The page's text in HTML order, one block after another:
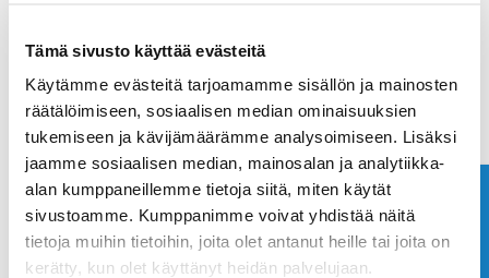
Tämä sivusto käyttää evästeitä
Käytämme evästeitä tarjoamamme sisällön ja mainosten
räätälöimiseen, sosiaalisen median ominaisuuksien
tukemiseen ja kävijämäärämme analysoimiseen. Lisäksi
jaamme sosiaalisen median, mainosalan ja analytiikka-
alan kumppaneillemme tietoja siitä, miten käytät
sivustoamme. Kumppanimme voivat yhdistää näitä
tietoja muihin tietoihin, joita olet antanut heille tai joita on
kerätty, kun olet käyttänyt heidän palvelujaan.
Junioreiden ryhmät aloittavat harjoittelun huhtikuun
lopussa. Vasta-alkajille ja vähemmän pelanneille
löydät oman ryhmäntäältäja valmennusryhmät
hieman kokeneemmilletäältä. Kesän parhaimmat
tapahtumatGolfleiritjärjestetään taas kesäkuussa
huikeiden ohjaajien johdolla! Uutena kokonaisuutena
junioreille on myös tarjolla tälle kaudelleGolf&Padel
-kerho
iltapäivisin.